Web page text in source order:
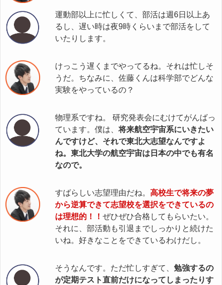
運動部以上に忙しくて、部活は週6日以上あ
るし、遅い時は夜9時くらいまで部活をして
いたりします。
けっこう遅くまでやってるね。それは忙しそ
うだ。ちなみに、佐藤くんは科学部でどんな
実験をやっているの？
物理系ですね。 研究発表会にむけてがんばっ
ています。僕は、将来航空宇宙系にいきたい
んですけど、それで東北大志望なんですよ
ね。東北大学の航空宇宙は日本の中でも有名
なので。
すばらしい志望理由だね。 高校生で将来の夢
から逆算できて志望校を選択をできているの
は理想的！！ ぜひぜひ合格してもらいたい。
それに、部活動も引退までしっかりと続けた
いね。好きなことをできているわけだし。
そうなんです。ただ忙しすぎて、 勉強するの
が定期テスト直前だけになってしまったりす